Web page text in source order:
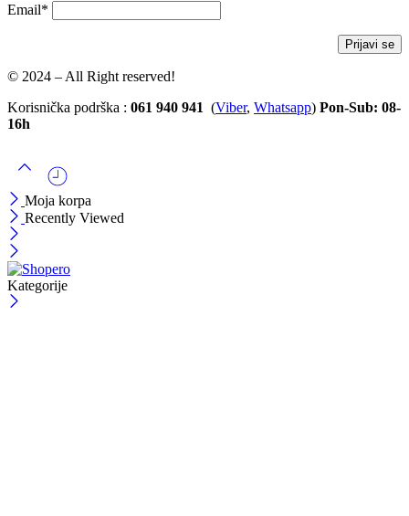
Email*
© 2024 – All Right reserved!
Korisnička podrška : 061 940 941 (Viber, Whatsapp) Pon-Sub: 08-
16h
Moja korpa
Recently Viewed
Kategorije